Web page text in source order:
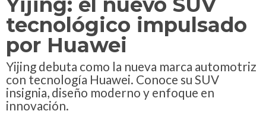
tecnológico impulsado
por Huawei
Yijing debuta como la nueva marca automotriz
con tecnología Huawei. Conoce su SUV
insignia, diseño moderno y enfoque en
innovación.